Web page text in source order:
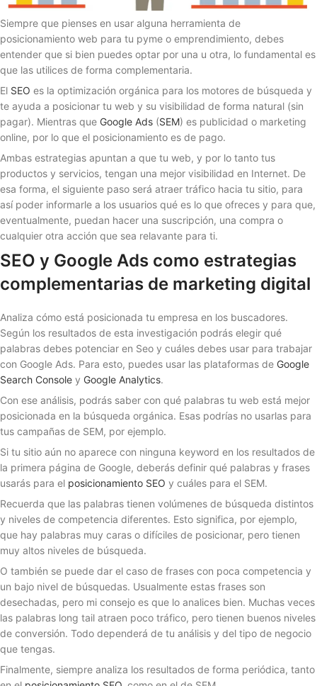
Siempre que pienses en usar alguna herramienta de
posicionamiento web para tu pyme o emprendimiento, debes
entender que si bien puedes optar por una u otra, lo fundamental es
que las utilices de forma complementaria.
El SEO es la optimización orgánica para los motores de búsqueda y
te ayuda a posicionar tu web y su visibilidad de forma natural (sin
pagar). Mientras que Google Ads (SEM) es publicidad o marketing
online, por lo que el posicionamiento es de pago.
Ambas estrategias apuntan a que tu web, y por lo tanto tus
productos y servicios, tengan una mejor visibilidad en Internet. De
esa forma, el siguiente paso será atraer tráfico hacia tu sitio, para
así poder informarle a los usuarios qué es lo que ofreces y para que,
eventualmente, puedan hacer una suscripción, una compra o
cualquier otra acción que sea relavante para ti.
SEO y Google Ads como estrategias
complementarias de marketing digital
Analiza cómo está posicionada tu empresa en los buscadores.
Según los resultados de esta investigación podrás elegir qué
palabras debes potenciar en Seo y cuáles debes usar para trabajar
con Google Ads. Para esto, puedes usar las plataformas de Google
Search Console y Google Analytics.
Con ese análisis, podrás saber con qué palabras tu web está mejor
posicionada en la búsqueda orgánica. Esas podrías no usarlas para
tus campañas de SEM, por ejemplo.
Si tu sitio aún no aparece con ninguna keyword en los resultados de
la primera página de Google, deberás definir qué palabras y frases
usarás para el posicionamiento SEO y cuáles para el SEM.
Recuerda que las palabras tienen volúmenes de búsqueda distintos
y niveles de competencia diferentes. Esto significa, por ejemplo,
que hay palabras muy caras o difíciles de posicionar, pero tienen
muy altos niveles de búsqueda.
O también se puede dar el caso de frases con poca competencia y
un bajo nivel de búsquedas. Usualmente estas frases son
desechadas, pero mi consejo es que lo analices bien. Muchas veces
las palabras long tail atraen poco tráfico, pero tienen buenos niveles
de conversión. Todo dependerá de tu análisis y del tipo de negocio
que tengas.
Finalmente, siempre analiza los resultados de forma periódica, tanto